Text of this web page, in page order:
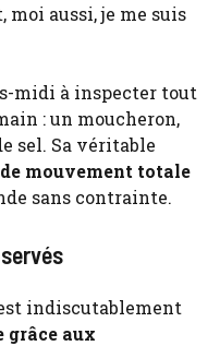
moi aussi, je me suis
midi à inspecter tout
: un moucheron,
sel. Sa véritable
mouvement totale
sans contrainte.
indiscutablement
aux